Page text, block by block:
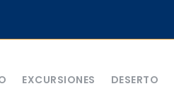
EXCURSIONES DESERTO